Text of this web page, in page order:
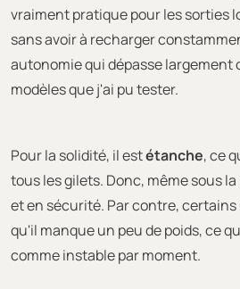
vraiment pratique pour les sorties
sans avoir à recharger
autonomie qui dépasse largement
modèles que j'ai pu tester.
Pour la solidité, il estétanche, ce
tous les gilets. Donc, même sous
et en sécurité. Par contre,
qu'il manque un peu de poids, ce
comme instable par moment.